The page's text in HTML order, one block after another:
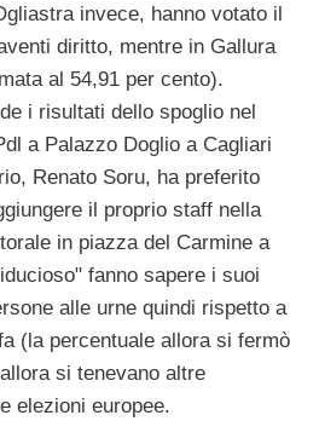
invece, hanno votato il
diritto, mentre in Gallura
al 54,91 per cento).
i risultati dello spoglio nel
a Palazzo Doglio a Cagliari
Renato Soru, ha preferito
il proprio staff nella
in piazza del Carmine a
fanno sapere i suoi
alle urne quindi rispetto a
(la percentuale allora si fermò
si tenevano altre
elezioni europee.